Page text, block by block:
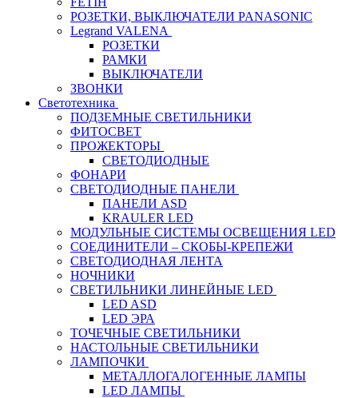
РОЗЕТКИ, ВЫКЛЮЧАТЕЛИ PANASONIC
Legrand VALENA
РОЗЕТКИ
РАМКИ
ВЫКЛЮЧАТЕЛИ
ЗВОНКИ
Светотехника
ПОДЗЕМНЫЕ СВЕТИЛЬНИКИ
ФИТОСВЕТ
ПРОЖЕКТОРЫ
СВЕТОДИОДНЫЕ
ФОНАРИ
СВЕТОДИОДНЫЕ ПАНЕЛИ
ПАНЕЛИ ASD
KRAULER LED
МОДУЛЬНЫЕ СИСТЕМЫ ОСВЕЩЕНИЯ LED
СОЕДИНИТЕЛИ – СКОБЫ-КРЕПЕЖИ
СВЕТОДИОДНАЯ ЛЕНТА
НОЧНИКИ
СВЕТИЛЬНИКИ ЛИНЕЙНЫЕ LED
LED ASD
LED ЭРА
ТОЧЕЧНЫЕ СВЕТИЛЬНИКИ
НАСТОЛЬНЫЕ СВЕТИЛЬНИКИ
ЛАМПОЧКИ
МЕТАЛЛОГАЛОГЕННЫЕ ЛАМПЫ
LED ЛАМПЫ